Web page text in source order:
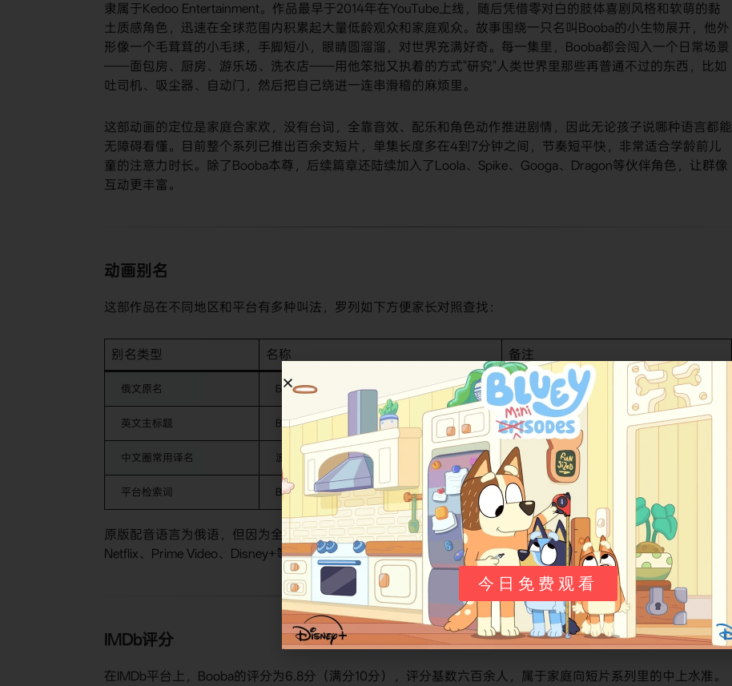
隶属于Kedoo Entertainment。作品最早于2014年在YouTube上线，随后凭借零对白的肢体喜剧风格和软萌的黏
土质感角色，迅速在全球范围内积累起大量低龄观众和家庭观众。故事围绕一只名叫Booba的小生物展开，他外
形像一个毛茸茸的小毛球，手脚短小，眼睛圆溜溜，对世界充满好奇。每一集里，Booba都会闯入一个日常场景
——面包房、厨房、游乐场、洗衣店——用他笨拙又执着的方式"研究"人类世界里那些再普通不过的东西，比如
吐司机、吸尘器、自动门，然后把自己绕进一连串滑稽的麻烦里。
这部动画的定位是家庭合家欢，没有台词，全靠音效、配乐和角色动作推进剧情，因此无论孩子说哪种语言都能
无障碍看懂。目前整个系列已推出百余支短片，单集长度多在4到7分钟之间，节奏短平快，非常适合学龄前儿
童的注意力时长。除了Booba本尊，后续篇章还陆续加入了Loola、Spike、Googa、Dragon等伙伴角色，让群像
互动更丰富。
动画别名
这部作品在不同地区和平台有多种叫法，罗列如下方便家长对照查找：
别名类型 名称 备注
俄文原名 Буба 俄语拼写，发音接近"Buba"
英文主标题 Booba 国际通用发行名
中文圈常用译名 波波 / 布巴 音译，两岸三地均有使用
平台检索词 Booba Cartoon / Booba Show YouTube及流媒体常见标签
原版配音语言为俄语，但因为全片没有对白，所以"配音语言"在实际观看中并不影响理解，这也是它能快速卖到
Netflix、Prime Video、Disney+等多国平台的原因之一。
IMDb评分
在IMDb平台上，Booba的评分为6.8分（满分10分），评分基数六百余人，属于家庭向短片系列里的中上水准。
今日免费观看